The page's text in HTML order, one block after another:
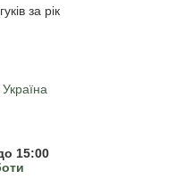
процес, який під силу
посадки та може рости
підходять напів затінені
за рік
15:00